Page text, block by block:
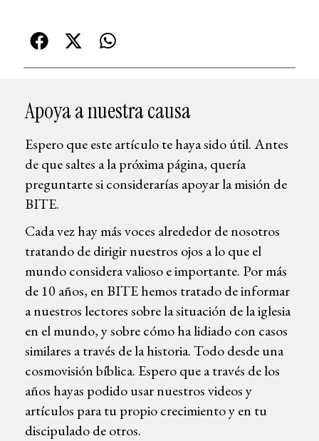
Apoya a nuestra causa
Espero que este artículo te haya sido útil. Antes
de que saltes a la próxima página, quería
preguntarte si considerarías apoyar la misión de
BITE.
Cada vez hay más voces alrededor de nosotros
tratando de dirigir nuestros ojos a lo que el
mundo considera valioso e importante. Por más
de 10 años, en BITE hemos tratado de informar
a nuestros lectores sobre la situación de la iglesia
en el mundo, y sobre cómo ha lidiado con casos
similares a través de la historia. Todo desde una
cosmovisión bíblica. Espero que a través de los
años hayas podido usar nuestros videos y
artículos para tu propio crecimiento y en tu
discipulado de otros.